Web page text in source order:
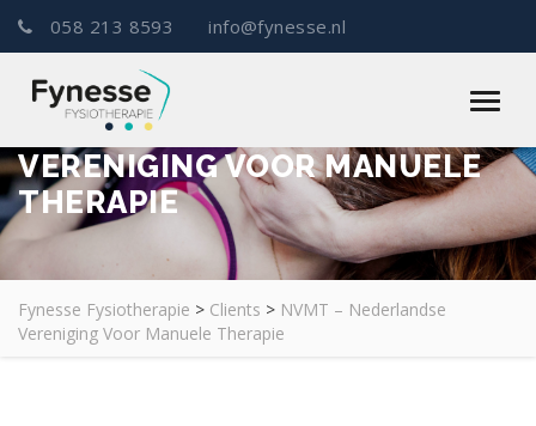
058 213 8593 info@fynesse.nl
NVMT – NEDERLANDSE
VERENIGING VOOR MANUELE
THERAPIE
Fynesse Fysiotherapie > Clients > NVMT – Nederlandse
Vereniging Voor Manuele Therapie